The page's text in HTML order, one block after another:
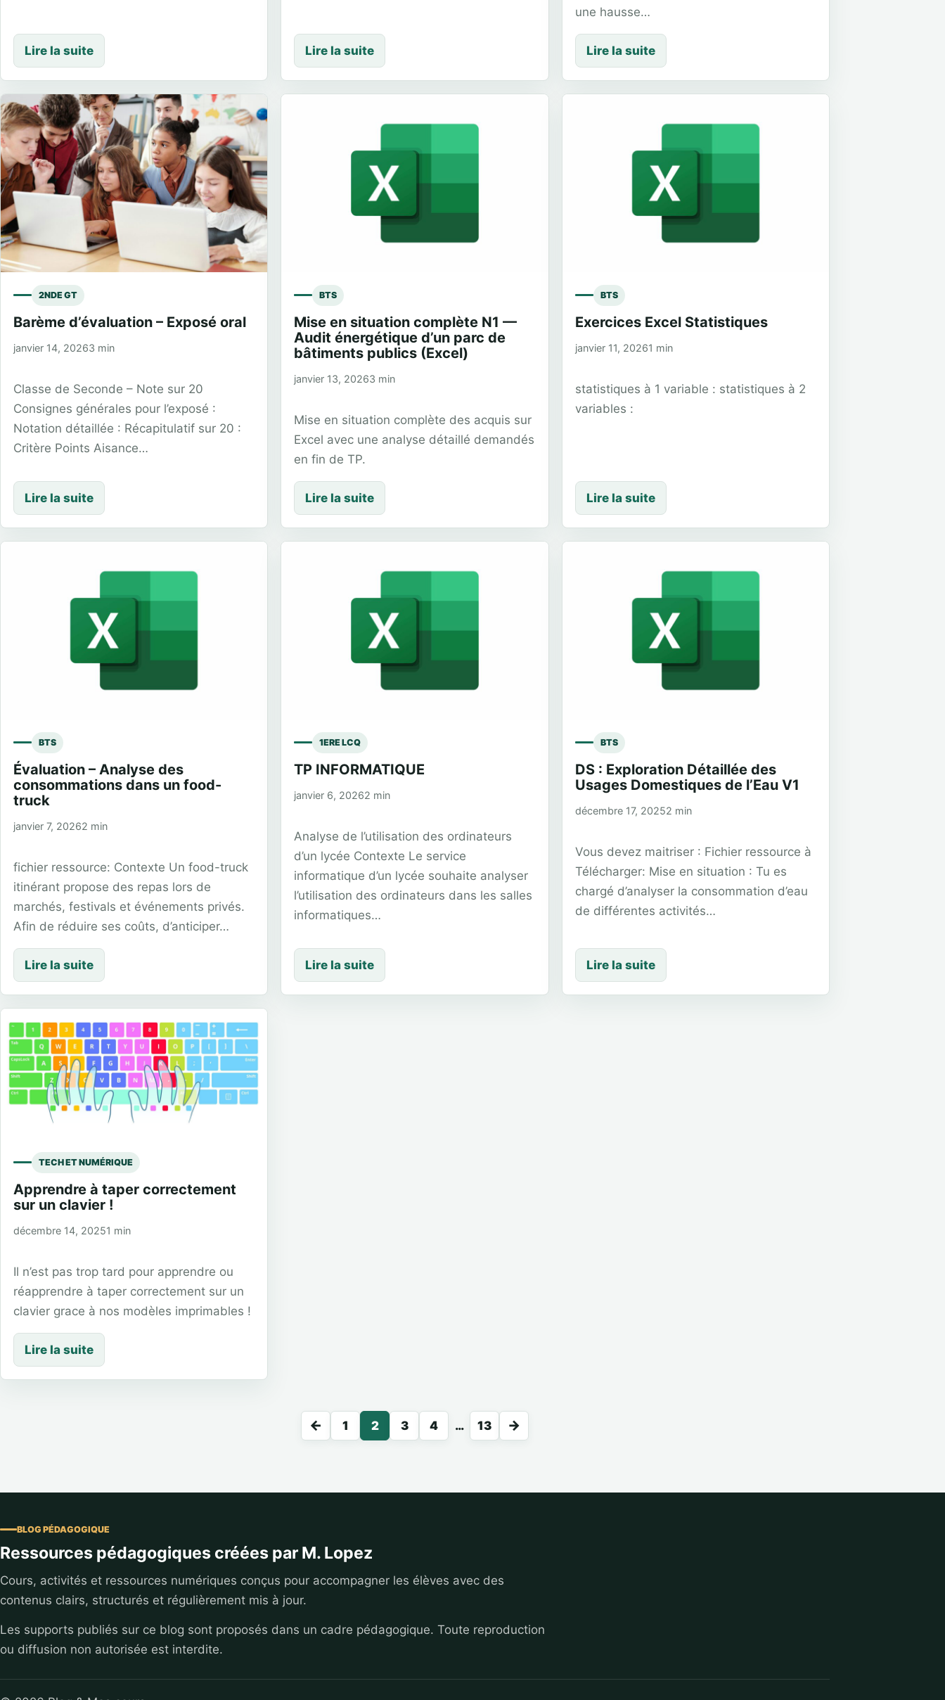
Lire la suite Lire la suite
une hausse…
Lire la suite
2NDE GT
Barème d’évaluation – Exposé oral
janvier 14, 20263 min
Classe de Seconde – Note sur 20
Consignes générales pour l’exposé :
Notation détaillée : Récapitulatif sur 20 :
Critère Points Aisance…
Lire la suite
BTS
Mise en situation complète N1 —
Audit énergétique d’un parc de
bâtiments publics (Excel)
janvier 13, 20263 min
Mise en situation complète des acquis sur
Excel avec une analyse détaillé demandés
en fin de TP.
Lire la suite
BTS
Exercices Excel Statistiques
janvier 11, 20261 min
statistiques à 1 variable : statistiques à 2
variables :
Lire la suite
BTS
Évaluation – Analyse des
consommations dans un food-
truck
janvier 7, 20262 min
fichier ressource: Contexte Un food-truck
itinérant propose des repas lors de
marchés, festivals et événements privés.
Afin de réduire ses coûts, d’anticiper…
Lire la suite
1ERE LCQ
TP INFORMATIQUE
janvier 6, 20262 min
Analyse de l’utilisation des ordinateurs
d’un lycée Contexte Le service
informatique d’un lycée souhaite analyser
l’utilisation des ordinateurs dans les salles
informatiques…
Lire la suite
BTS
DS : Exploration Détaillée des
Usages Domestiques de l’Eau V1
décembre 17, 20252 min
Vous devez maitriser : Fichier ressource à
Télécharger: Mise en situation : Tu es
chargé d’analyser la consommation d’eau
de différentes activités…
Lire la suite
TECH ET NUMÉRIQUE
Apprendre à taper correctement
sur un clavier !
décembre 14, 20251 min
Il n’est pas trop tard pour apprendre ou
réapprendre à taper correctement sur un
clavier grace à nos modèles imprimables !
Lire la suite
←
Page précédente
1 2 3 4 … 13 →
Page suivante
BLOG PÉDAGOGIQUE
Ressources pédagogiques créées par M. Lopez
Cours, activités et ressources numériques conçus pour accompagner les élèves avec des
contenus clairs, structurés et régulièrement mis à jour.
Les supports publiés sur ce blog sont proposés dans un cadre pédagogique. Toute reproduction
ou diffusion non autorisée est interdite.